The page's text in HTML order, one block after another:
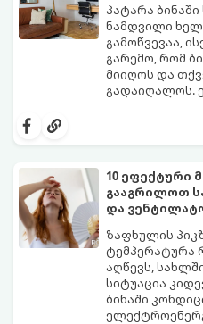
პატარა
ნამდვილი
გამოწვევაა,
გარემო, რომ
მიიღოს და
გადაიღალოს.
10 ეფექტური
გააგრილოთ
და
ზაფხულის
ტემპერატურა
აღწევს,
სიტუაცია
ბინაში